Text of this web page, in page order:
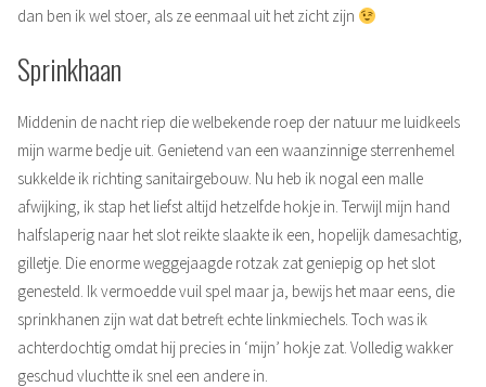
dan ben ik wel stoer, als ze eenmaal uit het zicht zijn
Sprinkhaan
Middenin de nacht riep die welbekende roep der natuur me luidkeels
mijn warme bedje uit. Genietend van een waanzinnige sterrenhemel
sukkelde ik richting sanitairgebouw. Nu heb ik nogal een malle
afwijking, ik stap het liefst altijd hetzelfde hokje in. Terwijl mijn hand
halfslaperig naar het slot reikte slaakte ik een, hopelijk damesachtig,
gilletje. Die enorme weggejaagde rotzak zat geniepig op het slot
genesteld. Ik vermoedde vuil spel maar ja, bewijs het maar eens, die
sprinkhanen zijn wat dat betreft echte linkmiechels. Toch was ik
achterdochtig omdat hij precies in ‘mijn’ hokje zat. Volledig wakker
geschud vluchtte ik snel een andere in.